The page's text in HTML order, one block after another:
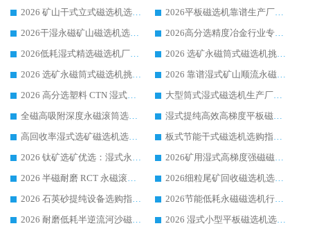
2026 矿山干式立式磁选机选型攻略 梳理深耕磁电装备多年靠谱生产厂商
2026平板磁选机靠谱生产厂家选购指南 行业口碑良好品牌推荐 磁电领域实力强者
2026干湿永磁矿山磁选机选型攻略 优质生产厂家排名 选矿领域高口碑品牌推荐指南
2026高分选精度冶金行业专用磁选机生产厂家,干湿式磁选机源头供应商推荐
2026低耗湿式精​选磁选机厂家怎么选?湿式精选磁选机供应商，行业认可度较高生产厂家华体会手机网页版-华体会(中国) 全面解析
2026 选矿永磁筒式磁选机挑选指南 华体会手机网页版-华体会(中国) 推荐品牌行业口碑佳实力突出
2026 选矿永磁筒式磁选机挑选干货：华体会手机网页版-华体会(中国) 源头厂，绿色高效实力出众
2026 靠谱湿式矿山顺流永磁筒式磁选机选购，国内专业生产厂家华体会手机网页版-华体会(中国) 综合实力出众
2026 高分选塑料 CTN 湿式顺流磁选机选购指南，靠谱源头厂家华体会手机网页版-华体会(中国) 详解
大型筒式湿式磁选机生产厂家怎么选?华体会手机网页版-华体会(中国) 设备口碑广受行业认可
全磁高吸附深度永磁滚筒选购指南 业内口碑稳定磁电设备生产厂家详细推荐
湿式提纯高效高梯度平板磁选机靠谱设备源头厂商华体会手机网页版-华体会(中国) 综合测评
高回收率湿式选矿磁选机选购指南 业内口碑磁电设备生产厂家实力解析
板式节能干式磁选机选购指南，源头生产厂家华体会手机网页版-华体会(中国) 综合实力可观
2026 钛矿选矿优选：湿式永磁筒式磁选机源头厂家华体会手机网页版-华体会(中国) 综合解析
2026矿用湿式高梯度强磁磁选机选购指南，临朐靠谱磁电生产厂家华体会手机网页版-华体会(中国) 详解
2026 半磁耐磨 RCT 永磁滚筒选购指南，临朐源头生产厂家华体会手机网页版-华体会(中国) 实测分享
2026细粒尾矿回收磁选机选购指南 产业集群优质生产厂家华体会手机网页版-华体会(中国) 解析
2026 石英砂提纯设备选购指南：华体会手机网页版-华体会(中国) 提纯磁选机厂家综合解读
2026节能低耗永磁磁选机行业优选标杆 临朐华体会手机网页版-华体会(中国) 专业生产厂家
2026 耐磨低耗半逆流河沙磁选机选购指南 临朐产业集群源头厂华体会手机网页版-华体会(中国) 详细解析
2026 湿式小型平板磁选机选矿适配设备 临朐华体会手机网页版-华体会(中国) 实体生产厂家直供